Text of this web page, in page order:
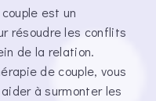
est un
résoudre les conflits
de la relation.
de couple, vous
à surmonter les